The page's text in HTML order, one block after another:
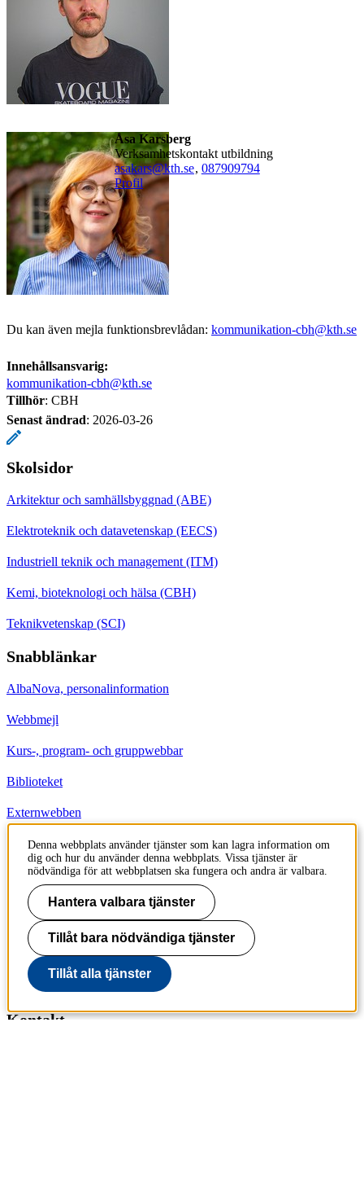
Åsa Karsberg
Verksamhetskontakt utbildning
asakars@kth.se, 087909794
Profil
Du kan även mejla funktionsbrevlådan: kommunikation-cbh@kth.se
Innehållsansvarig:
kommunikation-cbh@kth.se
Tillhör: CBH
Senast ändrad: 2026-03-26
Skolsidor
Arkitektur och samhällsbyggnad (ABE)
Elektroteknik och datavetenskap (EECS)
Industriell teknik och management (ITM)
Kemi, bioteknologi och hälsa (CBH)
Teknikvetenskap (SCI)
Snabblänkar
AlbaNova, personalinformation
Webbmejl
Kurs-, program- och gruppwebbar
Biblioteket
Externwebben
I nödsituation
Sociala medier
KTH på Facebook
KTH på LinkedIn
KTH på Instagram
Kontakt
Denna webbplats använder tjänster som kan lagra information om
dig och hur du använder denna webbplats. Vissa tjänster är
nödvändiga för att webbplatsen ska fungera och andra är valbara.
Hantera valbara tjänster
Tillåt bara nödvändiga tjänster
Tillåt alla tjänster